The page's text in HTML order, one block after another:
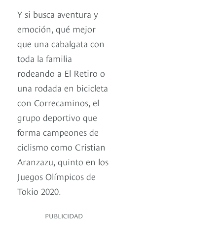
Y si busca aventura y
emoción, qué mejor
que una cabalgata con
toda la familia
rodeando a El Retiro o
una rodada en bicicleta
con Correcaminos, el
grupo deportivo que
forma campeones de
ciclismo como Cristian
Aranzazu, quinto en los
Juegos Olímpicos de
Tokio 2020.
PUBLICIDAD